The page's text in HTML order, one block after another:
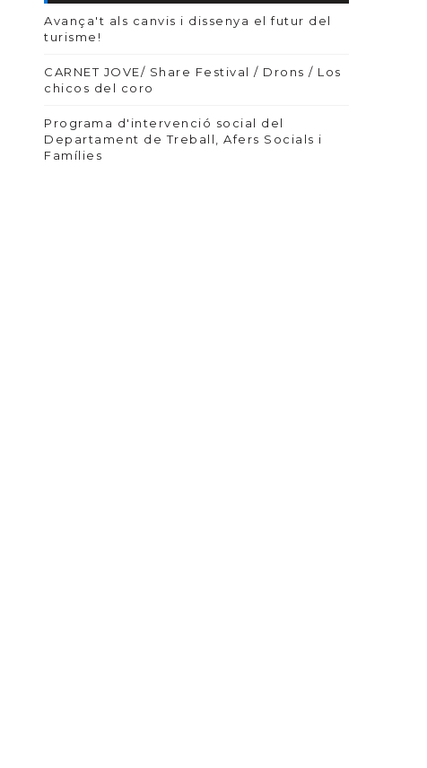
Avança't als canvis i dissenya el futur del
turisme!
CARNET JOVE/ Share Festival / Drons / Los
chicos del coro
Programa d'intervenció social del
Departament de Treball, Afers Socials i
Famílies